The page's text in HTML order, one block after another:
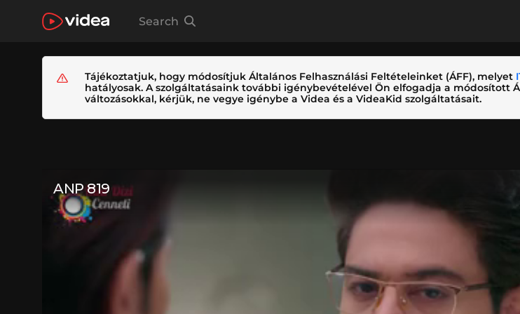
Search
Tájékoztatjuk, hogy módosítjuk Általános Felhasználási Feltételeinket (ÁFF), melyet
hatályosak. A szolgáltatásaink további igénybevételével Ön elfogadja a módosított
változásokkal, kérjük, ne vegye igénybe a Videa és a VideaKid szolgáltatásait.